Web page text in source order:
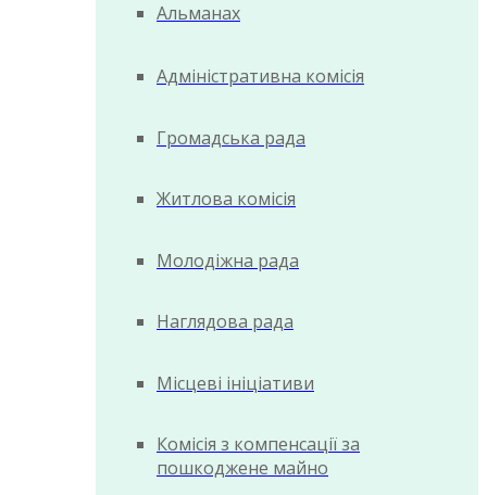
Альманах
Адміністративна комісія
Громадська рада
Житлова комісія
Молодіжна рада
Наглядова рада
Місцеві ініціативи
Комісія з компенсації за
пошкоджене майно